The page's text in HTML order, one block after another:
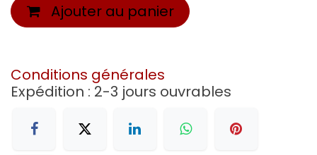
Ajouter au panier
Conditions générales
Expédition : 2-3 jours ouvrables